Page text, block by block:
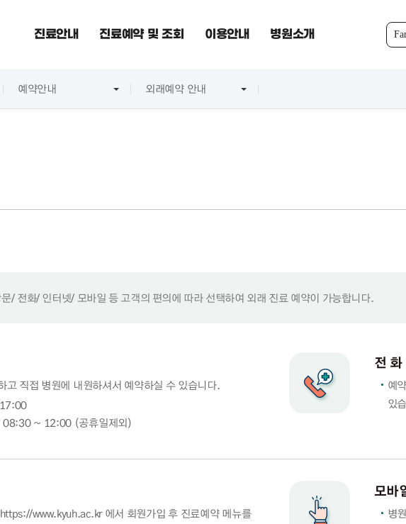
진료안내 진료예약 및 조회 이용안내 병원소개
예약안내 외래예약 안내
/ 전화/ 인터넷/ 모바일 등 고객의 편의에 따라 선택하여 외래 진료 예약이 가능합니다.
고 직접 병원에 내원하셔서 예약하실 수 있습니다.
~ 12:00 (공휴일제외)
전 화
예
있
www.kyuh.ac.kr 에서 회원가입 후 진료예약 메뉴를
모바
병